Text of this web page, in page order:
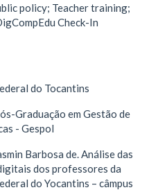
policy; Teacher training;
Check-In
do Tocantins
Graduação em Gestão de
- Gespol
Barbosa de. Análise das
dos professores da
do Yocantins – câmpus